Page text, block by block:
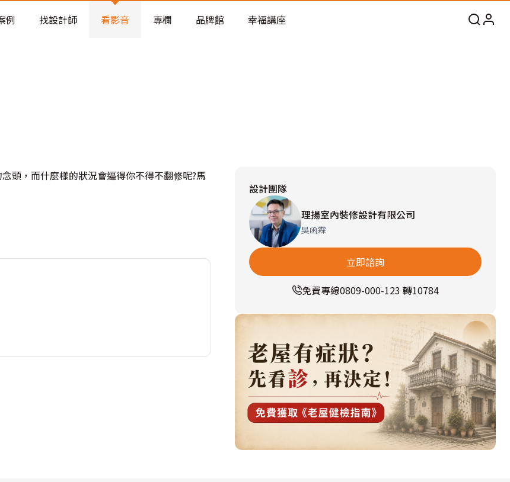
老屋預算分配與高 CP 值煥新術
例 找設計師 看影音 專欄 品牌館 幸福講座
頭，而什麼樣的狀況會逼得你不得不翻修呢?馬
設計團隊
理揚室內裝修設計有限公司
吳函霖
立即諮詢
免費專線0809-000-123 轉10784